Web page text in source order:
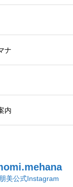
ナ
内
美公式Instagram